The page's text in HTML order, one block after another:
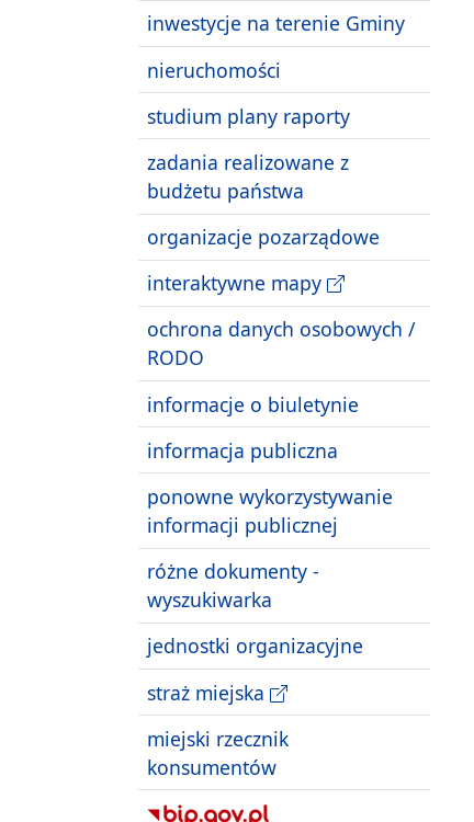
inwestycje na terenie Gminy
nieruchomości
studium plany raporty
zadania realizowane z
budżetu państwa
organizacje pozarządowe
interaktywne mapy
ochrona danych osobowych /
RODO
informacje o biuletynie
informacja publiczna
ponowne wykorzystywanie
informacji publicznej
różne dokumenty -
wyszukiwarka
jednostki organizacyjne
straż miejska
miejski rzecznik
konsumentów